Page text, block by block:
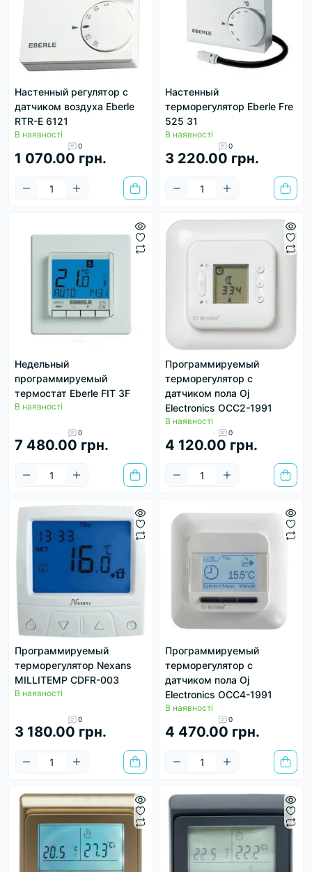
Настенный регулятор с
датчиком воздуха Eberle
RTR-E 6121
В наявності
0
1 070.00 грн.
Настенный
терморегулятор Eberle Fre
525 31
В наявності
0
3 220.00 грн.
Недельный
программируемый
термостат Eberle FIT 3F
В наявності
0
7 480.00 грн.
Программируемый
терморегулятор с
датчиком пола Oj
Electronics OCC2-1991
В наявності
0
4 120.00 грн.
Программируемый
терморегулятор Nexans
MILLITEMP CDFR-003
В наявності
0
3 180.00 грн.
Программируемый
терморегулятор с
датчиком пола Oj
Electronics OСС4-1991
В наявності
0
4 470.00 грн.